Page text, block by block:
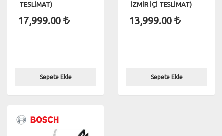
TESLİMAT)
17,999.00
Sepete Ekle
İZMİR İÇİ TESLİMAT)
13,999.00
Sepete Ekle